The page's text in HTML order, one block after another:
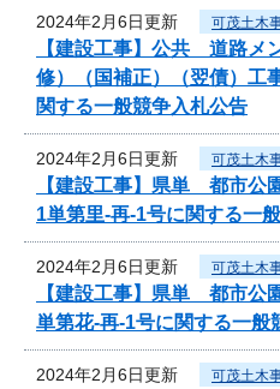
2024年2月6日更新 可茂土木
【建設工事】公共 道路メ
修）（国補正）（翌債）工
関する一般競争入札公告
2024年2月6日更新 可茂土木
【建設工事】県単 都市公
1単第里-再-1号に関する一
2024年2月6日更新 可茂土木
【建設工事】県単 都市公
単第花-再-1号に関する一般
2024年2月6日更新 可茂土木